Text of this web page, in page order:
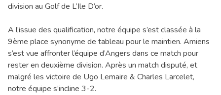
division au Golf de L’Ile D’or.
A l’issue des qualification, notre équipe s’est classée à la
9ème place synonyme de tableau pour le maintien. Amiens
s’est vue affronter l’équipe d’Angers dans ce match pour
rester en deuxième division. Après un match disputé, et
malgré les victoire de Ugo Lemaire & Charles Larcelet,
notre équipe s’incline 3-2.